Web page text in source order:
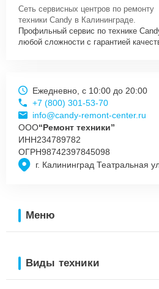
WH нужно просто оставить
телефону горячей линии: +7 (800)
оперативно проконсультируют по
запишут на диагностику, подскажут с
доставки или оформят выезд мастера
Сеть сервисных центров по ремонту
техники Candy в Калининграде.
Профильный сервис по технике
любой сложности с гарантией
г. Калининград Театральная
Ежедневно, с 10:00 до 20:00
+7 (800) 301-53-70
info@candy-remont-center.ru
ООО“Ремонт техники”
ИНН234789782
ОГРН98742397845098
Меню
Виды техники